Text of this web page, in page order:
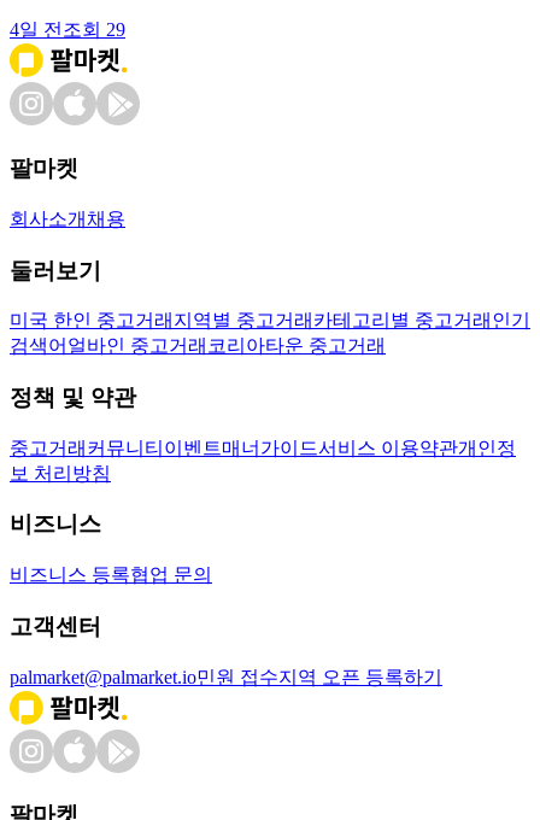
4일 전 조회 29
팔마켓
회사소개 채용
둘러보기
미국 한인 중고거래 지역별 중고거래 카테고리별 중고거래 인기
검색어 얼바인 중고거래 코리아타운 중고거래
정책 및 약관
중고거래 커뮤니티 이벤트매너가이드서비스 이용약관개인정
보 처리방침
비즈니스
비즈니스 등록협업 문의
고객센터
palmarket@palmarket.io민원 접수지역 오픈 등록하기
팔마켓